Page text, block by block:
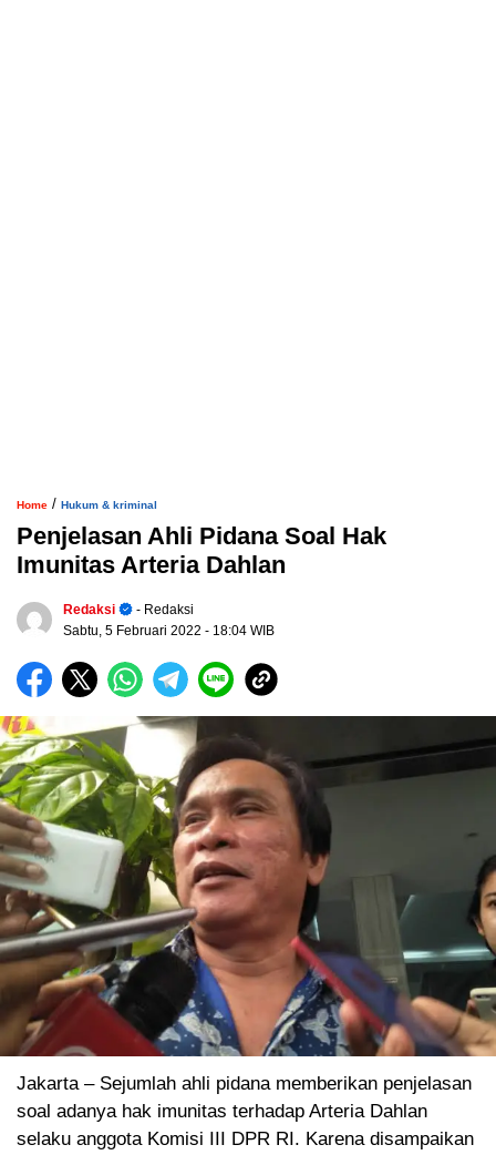
Home / Hukum & kriminal
Penjelasan Ahli Pidana Soal Hak
Imunitas Arteria Dahlan
Redaksi
- Redaksi
Sabtu, 5 Februari 2022 - 18:04 WIB
Jakarta – Sejumlah ahli pidana memberikan penjelasan
soal adanya hak imunitas terhadap Arteria Dahlan
selaku anggota Komisi III DPR RI. Karena disampaikan